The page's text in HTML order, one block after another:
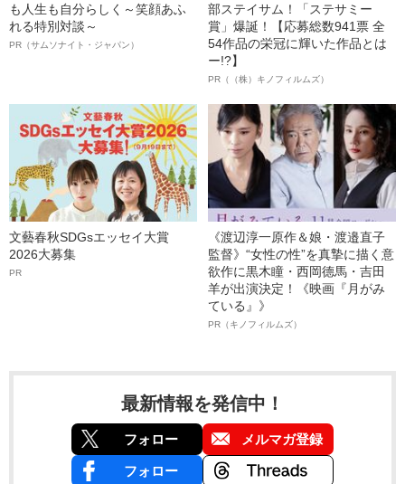
も人生も自分らしく～笑顔あふ
れる特別対談～
PR（サムソナイト・ジャパン）
部ステイサム！「ステサミー
賞」爆誕！【応募総数941票 全
54作品の栄冠に輝いた作品とは
ー!?】
PR（（株）キノフィルムズ）
文藝春秋SDGsエッセイ大賞
2026大募集
PR
《渡辺淳一原作＆娘・渡邉直子
監督》“女性の性”を真摯に描く意
欲作に黒木瞳・西岡德馬・吉田
羊が出演決定！《映画『月がみ
ている』》
PR（キノフィルムズ）
最新情報を発信中！
フォロー メルマガ登録
フォロー